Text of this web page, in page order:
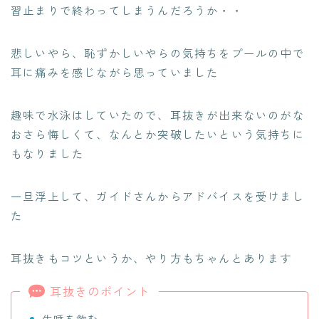
習止まりで終わってしまうんだろうか・・
悲しいやら、恥ずかしいやらの気持ちをプールの中で
耳に痛みを感じながら思っていました
趣味で水泳はしていたので、耳抜きが出来ないのがな
おさら悔しくて、なんとか突破したいという気持ちに
もなりました
一旦浮上して、ガイドさんからアドバイスを受けまし
た
耳抜きもコツというか、やり方もちゃんとあります
耳抜きのポイント